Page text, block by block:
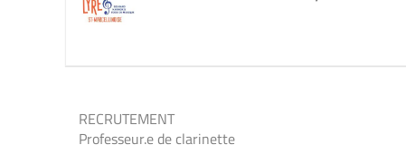
RECRUTEMENT
Professeur.e de clarinette